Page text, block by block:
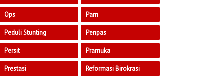
Ops Pam
Peduli Stunting Penpas
Persit Pramuka
Prestasi Reformasi Birokrasi